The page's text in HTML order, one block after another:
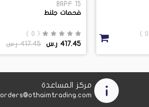
BRPF 15
فحمات جلنط
( 0 )
417.45 ر.س 417.45 ر.س
مركز المساعدة
orders@othaimtrading.com